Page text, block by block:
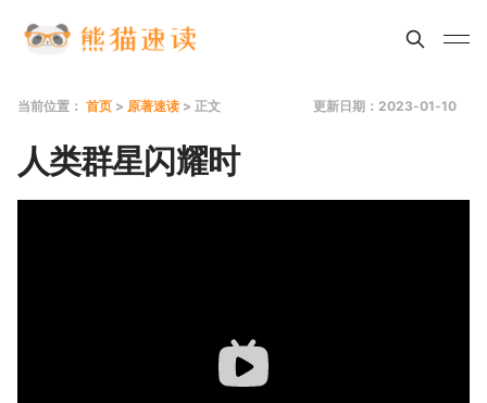
当前位置： 首页 > 原著速读 > 正文 更新日期：2023-01-10
人类群星闪耀时